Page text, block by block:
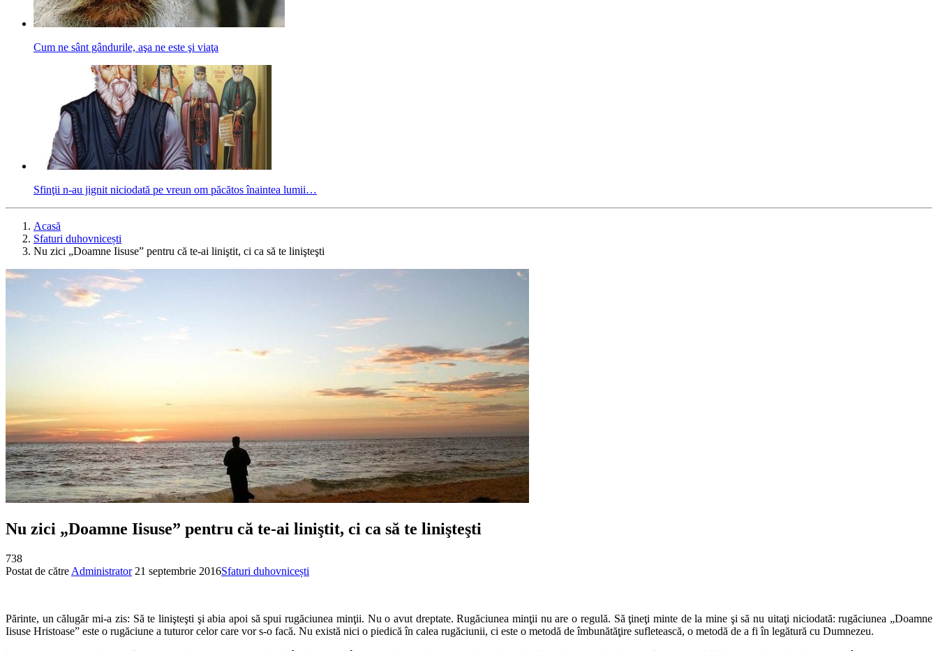
Cum ne sânt gândurile, aşa ne este şi viaţa
Sfinţii n-au jignit niciodată pe vreun om păcătos înaintea lumii…
Acasă
Sfaturi duhovnicești
Nu zici „Doamne Iisuse” pentru că te-ai liniştit, ci ca să te linişteşti
Nu zici „Doamne Iisuse” pentru că te-ai liniştit, ci ca să te linişteşti
738
Postat de către Administrator 21 septembrie 2016Sfaturi duhovnicești
Părinte, un călugăr mi-a zis: Să te linişteşti şi abia apoi să spui rugăciunea minţii. Nu o avut dreptate. Rugăciunea minţii nu are o regulă. Să ţineţi minte de la mine şi să nu uitaţi niciodată: rugăciunea „Doamne
Iisuse Hristoase” este o rugăciune a tuturor celor care vor s-o facă. Nu există nici o piedică în calea rugăciunii, ci este o metodă de îmbunătăţire sufletească, o metodă de a fi în legătură cu Dumnezeu.